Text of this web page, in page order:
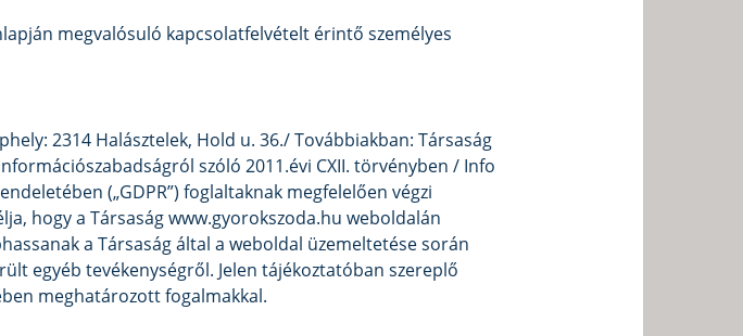
megvalósuló kapcsolatfelvételt érintő személyes
2314 Halásztelek, Hold u. 36./ Továbbiakban: Társaság
szóló 2011.évi CXII. törvényben / Info
(„GDPR”) foglaltaknak megfelelően végzi
hogy a Társaság www.gyorokszoda.hu weboldalán
a Társaság által a weboldal üzemeltetése során
egyéb tevékenységről. Jelen tájékoztatóban szereplő
meghatározott fogalmakkal.